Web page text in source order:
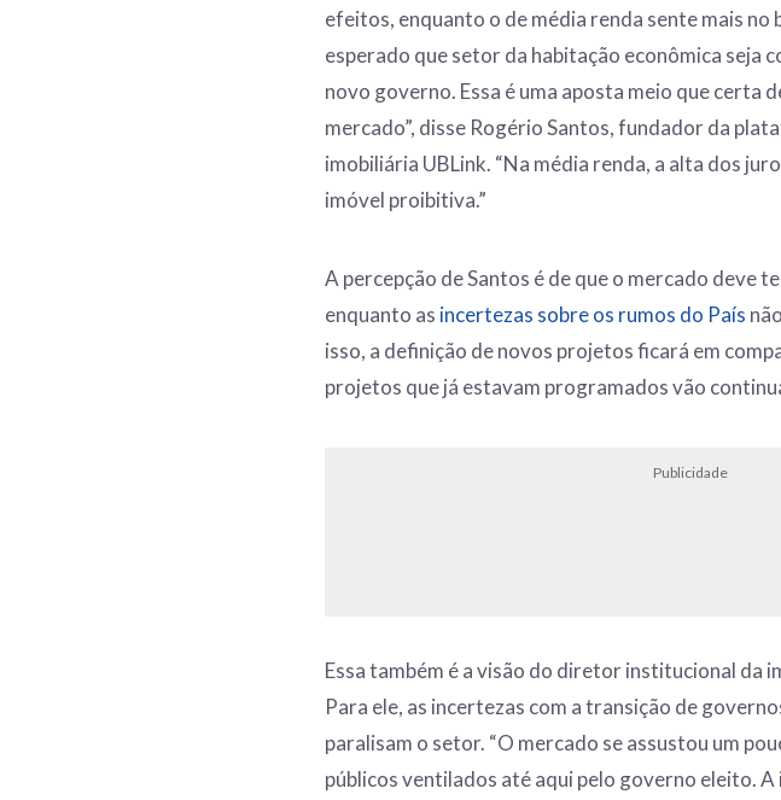
efeitos, enquanto o de média renda sente mais no
esperado que setor da habitação econômica seja
novo governo. Essa é uma aposta meio que certa
mercado”, disse Rogério Santos, fundador da
imobiliária UBLink. “Na média renda, a alta dos
imóvel proibitiva.”
A percepção de Santos é de que o mercado deve
enquanto as incertezas sobre os rumos do País
isso, a definição de novos projetos ficará em
projetos que já estavam programados vão
Publicidade
Essa também é a visão do diretor institucional da
Para ele, as incertezas com a transição de
paralisam o setor. “O mercado se assustou um
públicos ventilados até aqui pelo governo eleito.